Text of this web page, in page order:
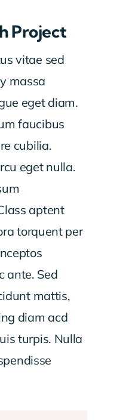
Project
vitae sed
massa
eget diam.
faucibus
cubilia.
eget nulla.
aptent
torquent per
ante. Sed
mattis,
diam acd
turpis. Nulla